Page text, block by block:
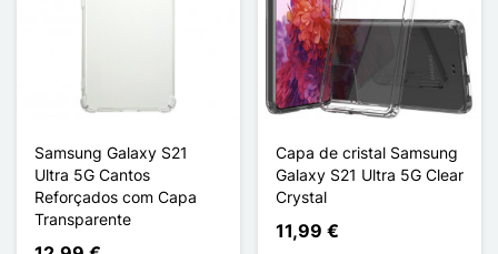
Samsung Galaxy S21
Ultra 5G Cantos
Reforçados com Capa
Transparente
Capa de cristal Samsung
Galaxy S21 Ultra 5G Clear
Crystal
11,99 €